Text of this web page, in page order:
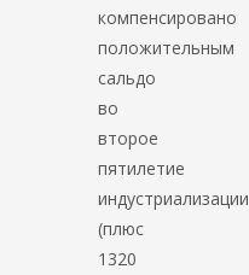
компенсировано
положительным
сальдо
во
второе
пятилетие
индустриализации
(плюс
1320